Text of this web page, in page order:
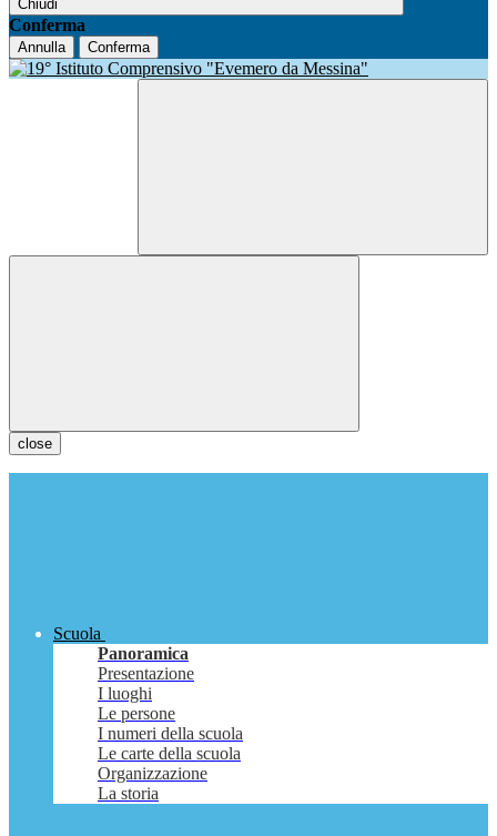
Chiudi
Conferma
Annulla Conferma
close
Scuola
Panoramica
Presentazione
I luoghi
Le persone
I numeri della scuola
Le carte della scuola
Organizzazione
La storia